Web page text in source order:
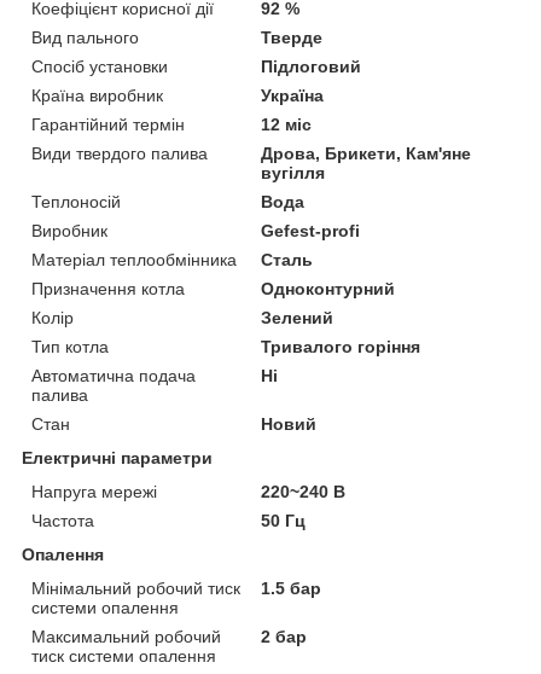
Коефіцієнт корисної дії
92 %
Вид пального
Тверде
Спосіб установки
Підлоговий
Країна виробник
Україна
Гарантійний термін
12 міс
Види твердого палива
Дрова, Брикети, Кам'яне
вугілля
Теплоносій
Вода
Виробник
Gefest-profi
Матеріал теплообмінника
Сталь
Призначення котла
Одноконтурний
Колір
Зелений
Тип котла
Тривалого горіння
Автоматична подача
палива
Ні
Стан
Новий
Електричні параметри
Напруга мережі
220~240 В
Частота
50 Гц
Опалення
Мінімальний робочий тиск
системи опалення
1.5 бар
Максимальний робочий
тиск системи опалення
2 бар